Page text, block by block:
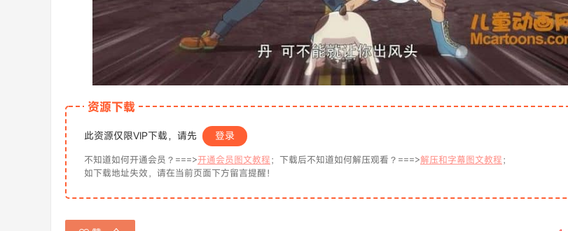
资源下载
此资源仅限VIP下载，请先 登录
不知道如何开通会员？===>开通会员图文教程；下载后不知道如何解压观看？===>解压和字幕图文教程；
如下载地址失效，请在当前页面下方留言提醒！